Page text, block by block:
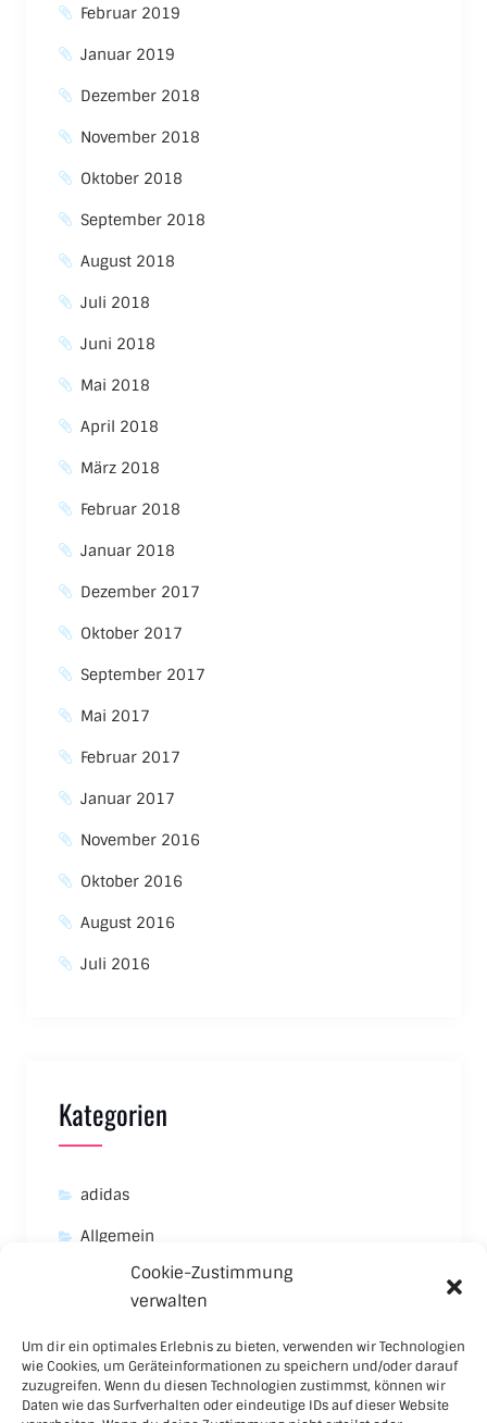
Cookie-Zustimmung
verwalten
Um dir ein optimales Erlebnis zu bieten, verwenden wir Technologien
wie Cookies, um Geräteinformationen zu speichern und/oder darauf
zuzugreifen. Wenn du diesen Technologien zustimmst, können wir
Daten wie das Surfverhalten oder eindeutige IDs auf dieser Website
Februar 2019
Januar 2019
Dezember 2018
November 2018
Oktober 2018
September 2018
August 2018
Juli 2018
Juni 2018
Mai 2018
April 2018
März 2018
Februar 2018
Januar 2018
Dezember 2017
Oktober 2017
September 2017
Mai 2017
Februar 2017
Januar 2017
November 2016
Oktober 2016
August 2016
Juli 2016
Kategorien
adidas
Allgemein
New Balance
Nike